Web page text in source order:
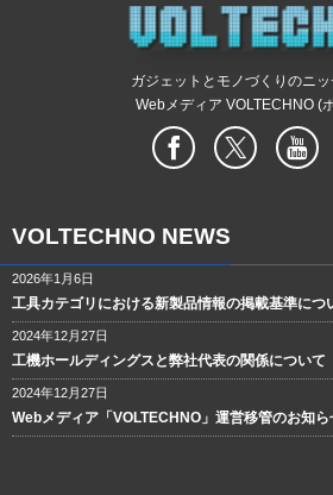
ガジェットとモノづくりのニ
Webメディア VOLTECHNO (
VOLTECHNO NEWS
2026年1月6日
工具カテゴリにおける新製品情報の掲載基準につ
2024年12月27日
工機ホールディングスと弊社代表の関係について
2024年12月27日
Webメディア「VOLTECHNO」運営移管のお知ら